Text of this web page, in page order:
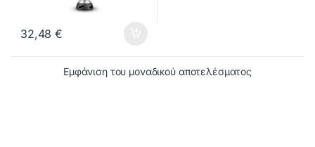
32,48€
Εμφάνιση του μοναδικού αποτελέσματος